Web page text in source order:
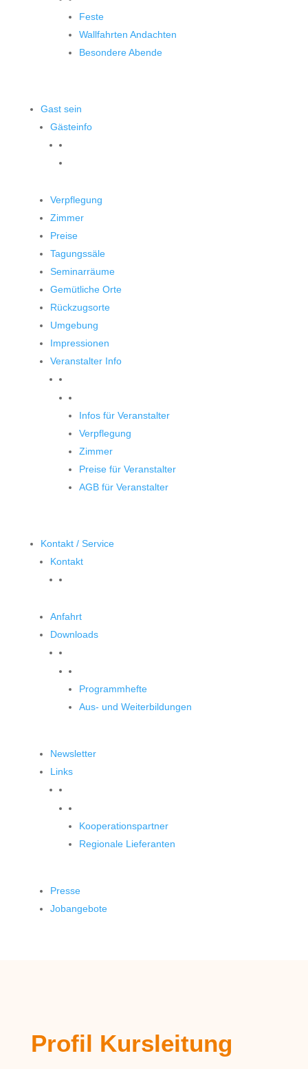
Feste
Wallfahrten Andachten
Besondere Abende
Gast sein
Gästeinfo
Verpflegung
Zimmer
Preise
Tagungssäle
Seminarräume
Gemütliche Orte
Rückzugsorte
Umgebung
Impressionen
Veranstalter Info
Infos für Veranstalter
Verpflegung
Zimmer
Preise für Veranstalter
AGB für Veranstalter
Kontakt / Service
Kontakt
Anfahrt
Downloads
Programmhefte
Aus- und Weiterbildungen
Newsletter
Links
Kooperationspartner
Regionale Lieferanten
Presse
Jobangebote
Profil Kursleitung